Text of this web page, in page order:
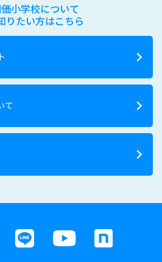
小学校について
りたい方はこちら
て